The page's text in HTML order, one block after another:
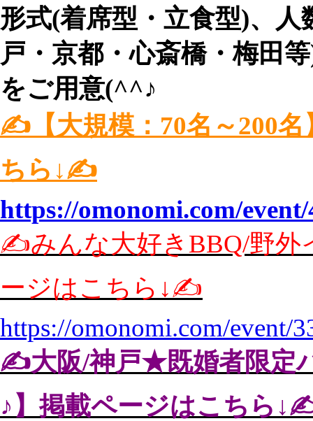
形式(着席型・立食型)、
戸・京都・心斎橋・梅田
をご用意(^^♪
✍️【大規模：70名～200名
ちら↓✍️
https://omonomi.com/
✍️みんな大好きBBQ/野外
ージはこちら↓✍️
https://omonomi.com/event/
✍️大阪/神戸★既婚者限定
♪】掲載ページはこちら